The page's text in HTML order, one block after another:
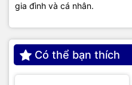
gia đình và cá nhân.
Có thể bạn thích